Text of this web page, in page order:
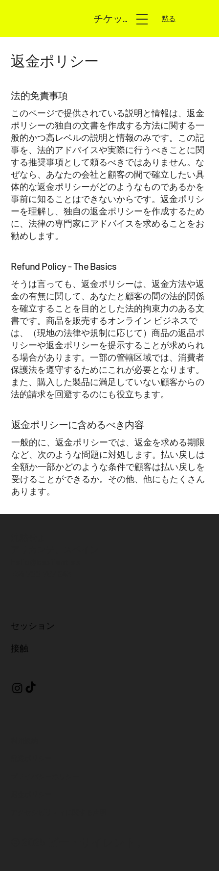
黙る
チケットを入手する
返金ポリシー
法的免責事項
このページで提供されている説明と情報は、返金
ポリシーの独自の文書を作成する方法に関する一
般的かつ高レベルの説明と情報のみです。この記
事を、法的アドバイスや実際に行うべきことに関
する推奨事項として頼るべきではありません。な
ぜなら、あなたの会社と顧客の間で確立したい具
体的な返金ポリシーがどのようなものであるかを
事前に知ることはできないからです。返金ポリシ
ーを理解し、独自の返金ポリシーを作成するため
に、法律の専門家にアドバイスを求めることをお
勧めします。
Refund Policy - The Basics
そうは言っても、返金ポリシーは、返金方法や返
金の有無に関して、あなたと顧客の間の法的関係
を確立することを目的とした法的拘束力のある文
書です。商品を販売するオンライン ビジネスで
は、（現地の法律や規制に応じて）商品の返品ポ
リシーや返金ポリシーを提示することが求められ
る場合があります。一部の管轄区域では、消費者
保護法を遵守するためにこれが必要となります。
また、購入した製品に満足していない顧客からの
法的請求を回避するのにも役立ちます。
返金ポリシーに含めるべき内容
一般的に、返金ポリシーでは、返金を求める期限
など、次のような問題に対処します。払い戻しは
全額か一部かどのような条件で顧客は払い戻しを
受けることができるか。その他、他にもたくさん
あります。
セッション
接触